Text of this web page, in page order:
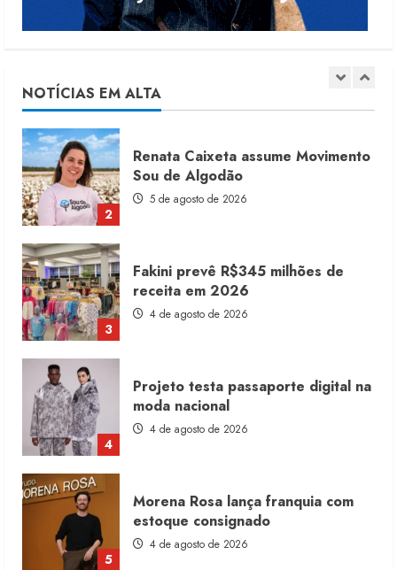
NOTÍCIAS EM ALTA
2
5 de agosto de 2026
3
Fakini prevê R$345 milhões de
receita em 2026
4 de agosto de 2026
4
Projeto testa passaporte digital na
moda nacional
4 de agosto de 2026
5
Morena Rosa lança franquia com
estoque consignado
4 de agosto de 2026
1
Moda vende US$63,7 bilhões em
produtos licenciados
6 de agosto de 2026